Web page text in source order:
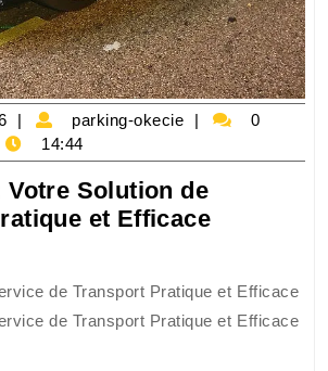
18
février
2026
parking-okecie
parking-
0
14:44
Votre Solution de
et EfficaceTaxi
Votre
Solution
de Transport Pratique et Efficace
de Transport Pratique et Efficace